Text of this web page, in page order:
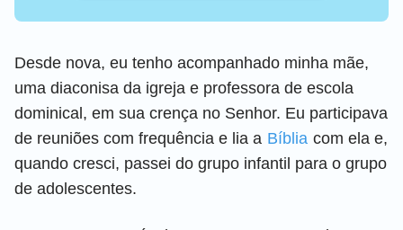
Desde nova, eu tenho acompanhado minha mãe,
uma diaconisa da igreja e professora de escola
dominical, em sua crença no Senhor. Eu participava
de reuniões com frequência e lia a Bíblia com ela e,
quando cresci, passei do grupo infantil para o grupo
de adolescentes.